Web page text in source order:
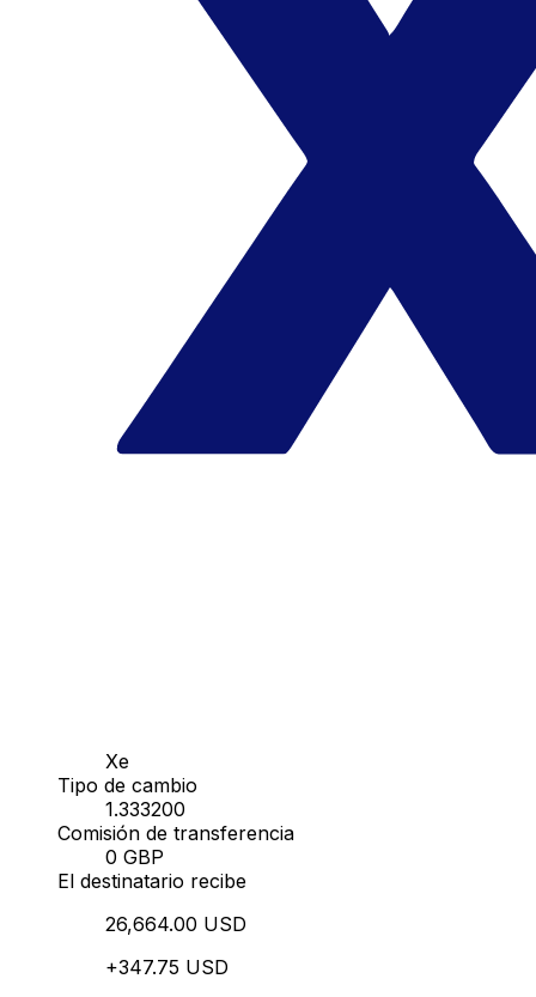
Xe
Tipo de cambio
1.333200
Comisión de transferencia
0 GBP
El destinatario recibe
26,664.00 USD
+347.75 USD